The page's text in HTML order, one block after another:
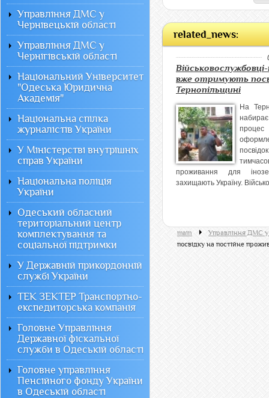
related_news:
Військовослужбовці-
вже отримують
Тернопільщині
На
процес
проживання для
захищають Україну.
main
Управління ДМС у
посвідку на постійне
Управління ДМС у
Чернівецькій області
Управління ДМС у
Чернігівській області
Національний Університет
"Одеська Юридична
Академія"
Національна спілка
журналістів України
У Міністерстві внутрішніх
справ України
Національна поліція
України
Одеський обласний
територіальний центр
комплектування та
соціальної підтримки
У Державній прикордонній
службі України
ТЕК ЗЕКТЕР Транспортно-
експедиторська компанія
Головне Управління
Державної фіскальної
служби в Одеській області
Головне управління
Пенсійного фонду України
в Одеській області